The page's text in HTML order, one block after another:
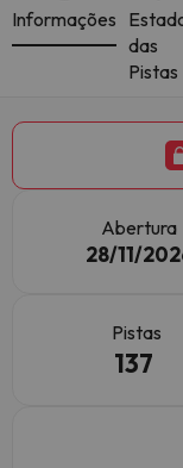
Informações
das
Pistas
Abertura
28/11/
Pistas
137